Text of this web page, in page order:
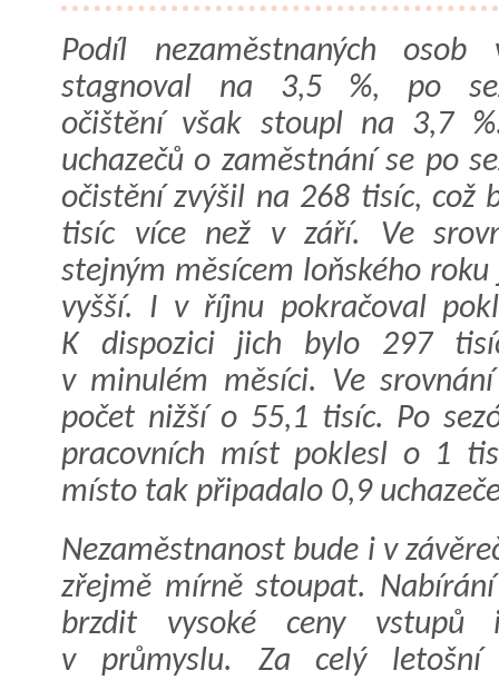
Podíl nezaměstnaných
stagnoval na 3,5 %, po
očištění však stoupl na 3,7
uchazečů o zaměstnání se po
očistění zvýšil na 268 tisíc, což
tisíc více než v září. Ve
stejným měsícem loňského
vyšší. I v říjnu pokračoval
K dispozici jich bylo 297
v minulém měsíci. Ve
počet nižší o 55,1 tisíc. Po
pracovních míst poklesl o 1
místo tak připadalo 0,9
Nezaměstnanost bude i v
zřejmě mírně stoupat.
brzdit vysoké ceny vstupů
v průmyslu. Za celý